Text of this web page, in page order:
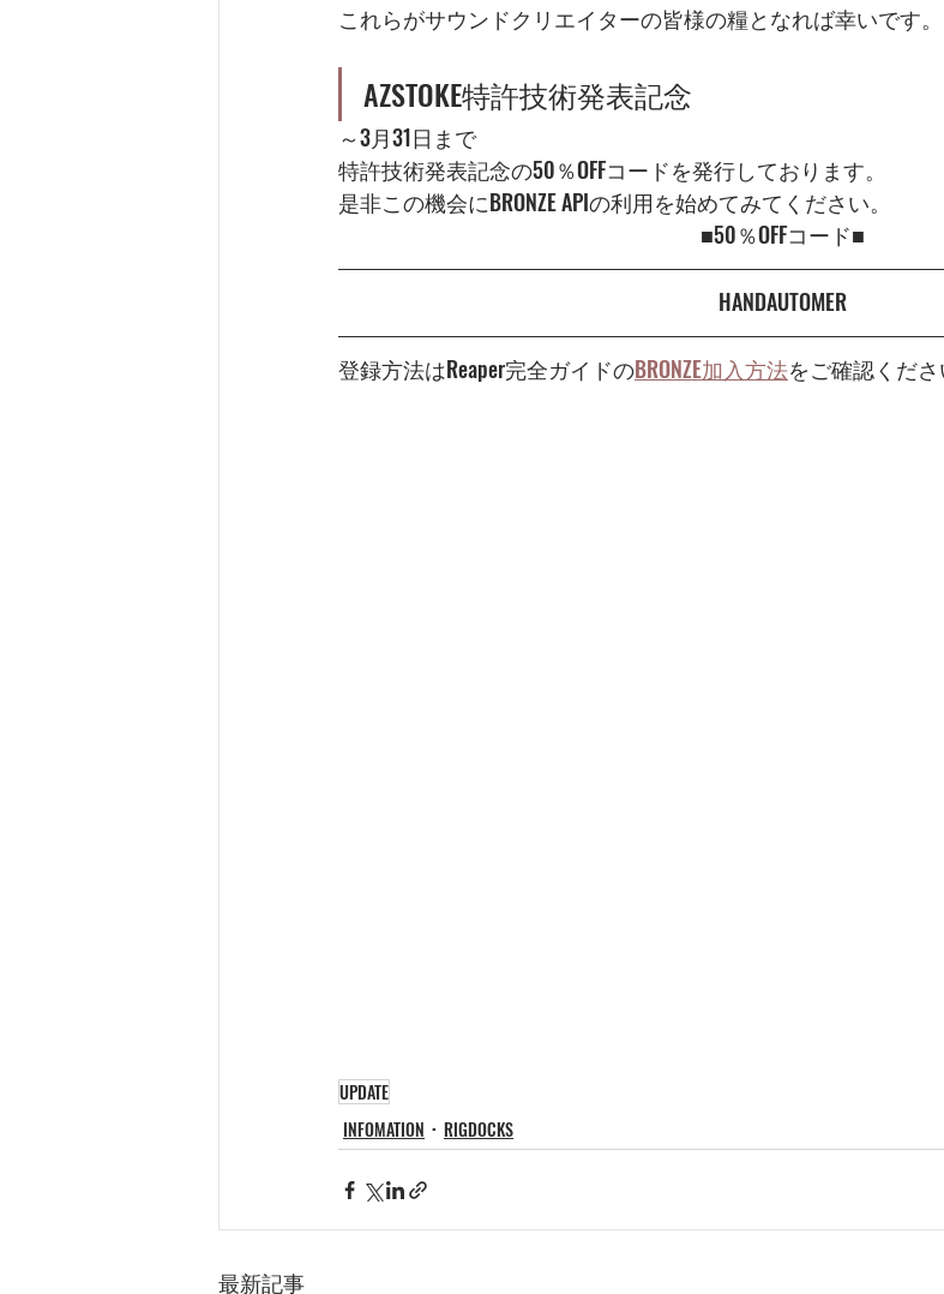
これらがサウンドクリエイターの皆様の糧となれば幸いです。
AZSTOKE特許技術発表記念
～3月31日まで
特許技術発表記念の50％OFFコードを発行しております。
是非この機会にBRONZE APIの利用を始めてみてください。
■50％OFFコード■
HANDAUTOMER
登録方法はReaper完全ガイドのBRONZE加入方法をご確認くだ
UPDATE
INFOMATION
RIGDOCKS
最新記事